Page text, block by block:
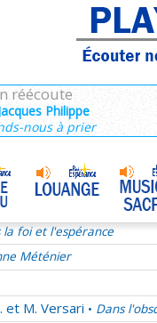
réécoute
Philippe
nous à prier
chrétiens ?
2025
foi et l'espérance
Méténier
et M. Versari • Dans